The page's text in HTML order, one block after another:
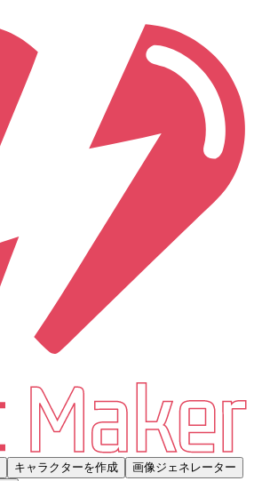
キャラクターを作成
画像ジェネレーター